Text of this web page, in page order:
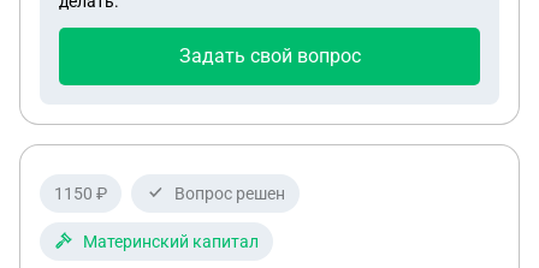
оплачены мной. Согласия на доп.услуги не давал.
сумме 10000 юаней потратили на перевозку и
Договора прилагаю,все мной оплачены. Скрины
Задать свой вопрос
1150 ₽ Вопрос решен
Материнский капитал